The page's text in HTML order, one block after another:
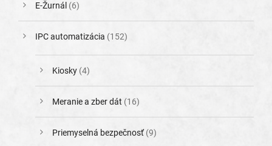
E-Žurnál (6)
IPC automatizácia (152)
Kiosky (4)
Meranie a zber dát (16)
Priemyselná bezpečnosť (9)